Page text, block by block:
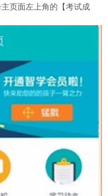
页面左上角的【考试成